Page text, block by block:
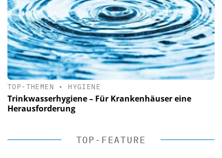
TOP-THEMEN • HYGIENE
Trinkwasserhygiene – Für Krankenhäuser eine
Herausforderung
TOP-FEATURE